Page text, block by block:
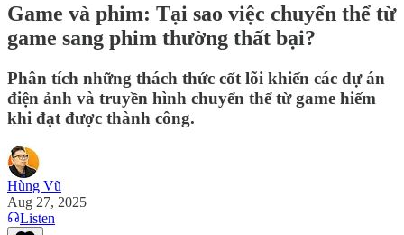
Game và phim: Tại sao việc chuyển thể từ
game sang phim thường thất bại?
Phân tích những thách thức cốt lõi khiến các dự án
điện ảnh và truyền hình chuyển thể từ game hiếm
khi đạt được thành công.
Hùng Vũ
Aug 27, 2025
Listen